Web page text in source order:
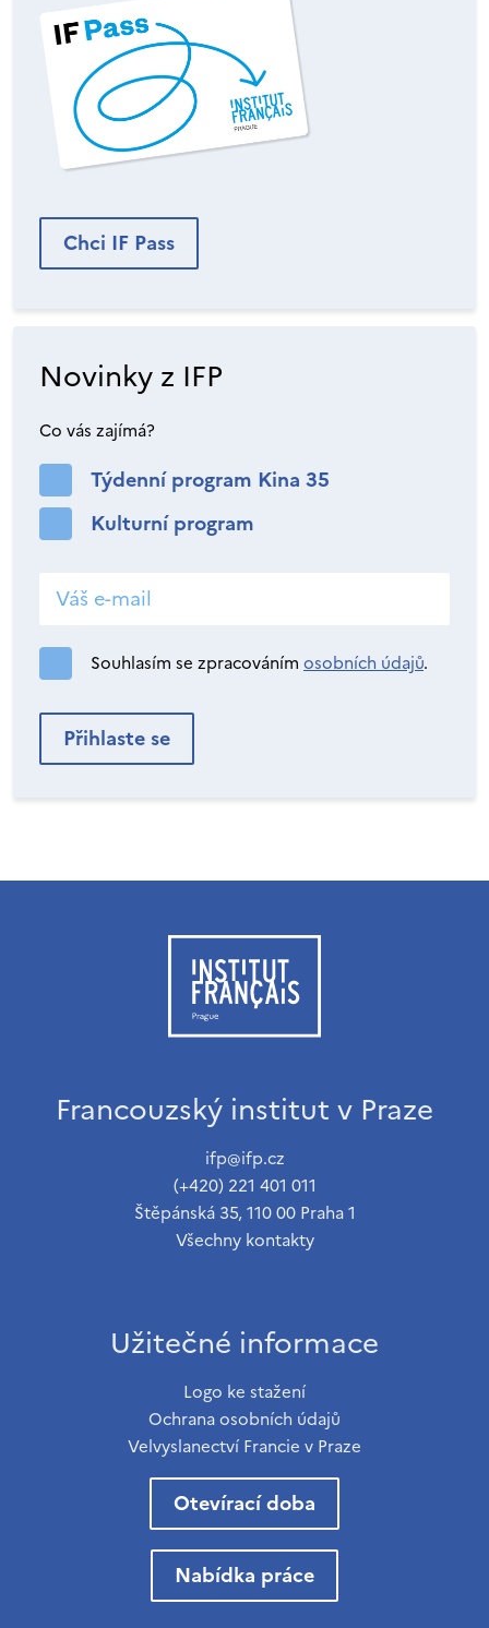
Chci IF Pass
Novinky z IFP
Co vás zajímá?
Týdenní program Kina 35
Kulturní program
Souhlasím se zpracováním osobních údajů.
Francouzský institut v Praze
ifp@ifp.cz
(+420) 221 401 011
Štěpánská 35, 110 00 Praha 1
Všechny kontakty
Užitečné informace
Logo ke stažení
Ochrana osobních údajů
Velvyslanectví Francie v Praze
Otevírací doba
Nabídka práce